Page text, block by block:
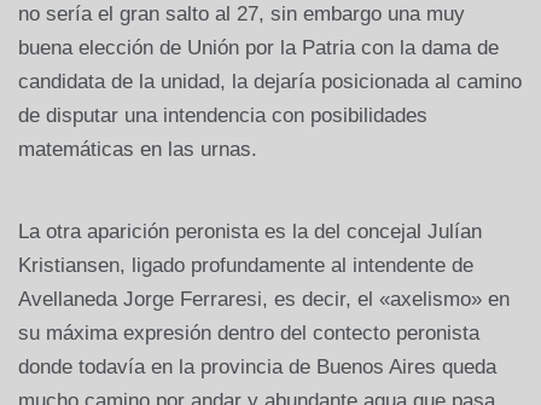
no sería el gran salto al 27, sin embargo una muy
buena elección de Unión por la Patria con la dama de
candidata de la unidad, la dejaría posicionada al camino
de disputar una intendencia con posibilidades
matemáticas en las urnas.
La otra aparición peronista es la del concejal Julían
Kristiansen, ligado profundamente al intendente de
Avellaneda Jorge Ferraresi, es decir, el «axelismo» en
su máxima expresión dentro del contecto peronista
donde todavía en la provincia de Buenos Aires queda
mucho camino por andar y abundante agua que pasa